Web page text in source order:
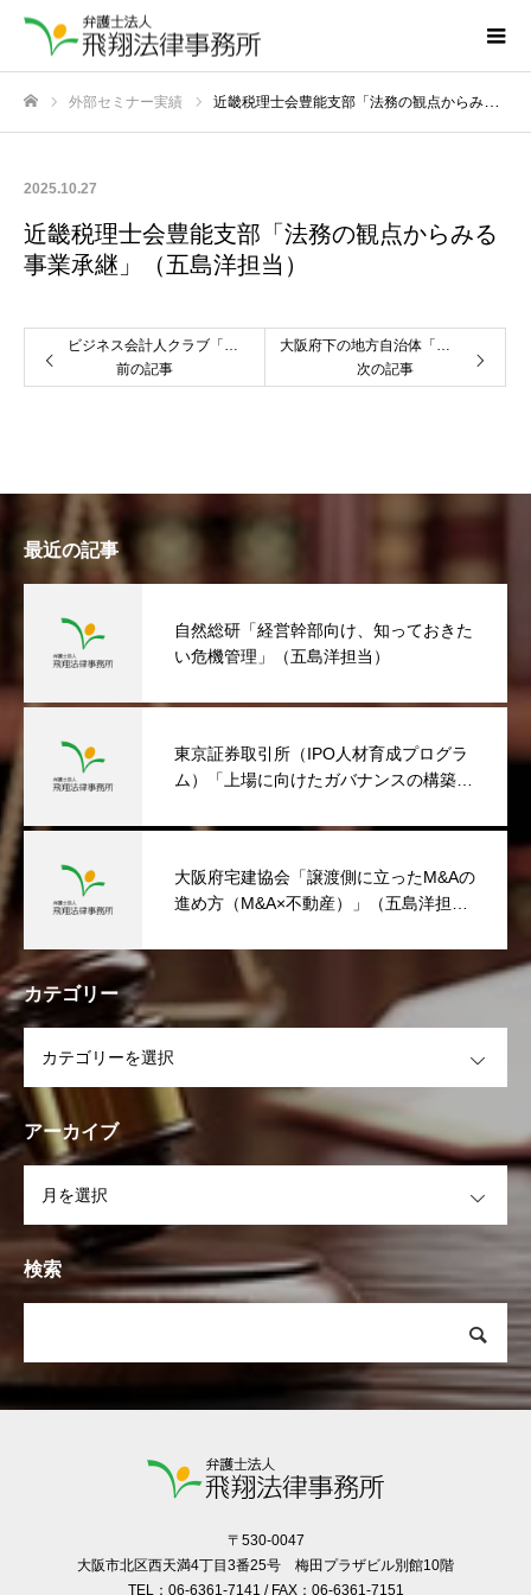
外部セミナー実績 近畿税理士会豊能支部「法務の観点からみる事業承継」（五島洋担当）
2025.10.27
近畿税理士会豊能支部「法務の観点からみる
事業承継」（五島洋担当）
ビジネス会計人クラブ「大切な顧問先の外部承継（M&A）を進めるためのポイント」（五島洋担当）
前の記事
大阪府下の地方自治体「ハラスメント研修」（吉田尚平担当）
次の記事
最近の記事
自然総研「経営幹部向け、知っておきた
い危機管理」（五島洋担当）
東京証券取引所（IPO人材育成プログラ
ム）「上場に向けたガバナンスの構築」
大阪府宅建協会「譲渡側に立ったM&Aの
進め方（M&A×不動産）」（五島洋担
カテゴリー
アーカイブ
検索
〒530-0047
大阪市北区西天満4丁目3番25号 梅田プラザビル別館10階
TEL：06-6361-7141 / FAX：06-6361-7151